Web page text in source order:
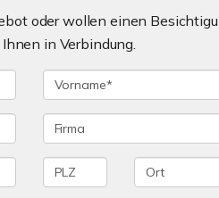
oder wollen einen
in Verbindung.